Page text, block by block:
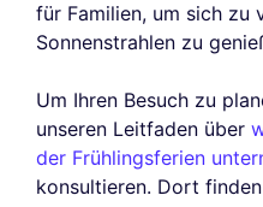
für Familien, um sich zu
Sonnenstrahlen zu
Um Ihren Besuch zu
unseren Leitfaden über
der Frühlingsferien
konsultieren. Dort